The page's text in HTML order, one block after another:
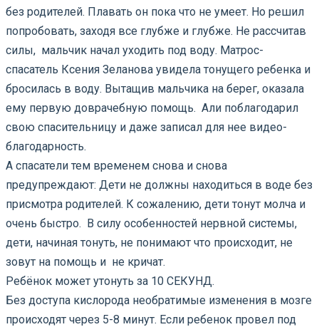
без родителей. Плавать он пока что не умеет. Но решил
попробовать, заходя все глубже и глубже. Не рассчитав
силы, мальчик начал уходить под воду. Матрос-
спасатель Ксения Зеланова увидела тонущего ребенка и
бросилась в воду. Вытащив мальчика на берег, оказала
ему первую доврачебную помощь. Али поблагодарил
свою спасительницу и даже записал для нее видео-
благодарность.
А спасатели тем временем снова и снова
предупреждают: Дети не должны находиться в воде без
присмотра родителей. К сожалению, дети тонут молча и
очень быстро. В силу особенностей нервной системы,
дети, начиная тонуть, не понимают что происходит, не
зовут на помощь и не кричат.
Ребёнок может утонуть за 10 СЕКУНД.
Без доступа кислорода необратимые изменения в мозге
происходят через 5-8 минут. Если ребенок провел под